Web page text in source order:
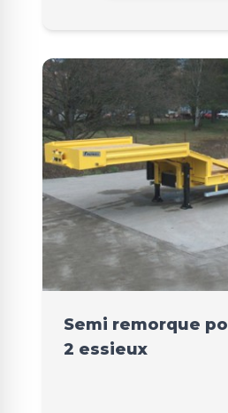
Semi remorque
2 essieux